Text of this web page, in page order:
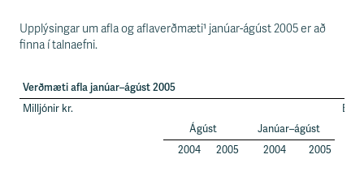
Upplýsingar um afla og aflaverðmæti¹ janúar-ágúst 2005 er að
finna í talnaefni.
Verðmæti afla janúar–ágúst 2005
Milljónir kr.
Ágúst
Janúar–ágúst
2004
2005 2004 2005